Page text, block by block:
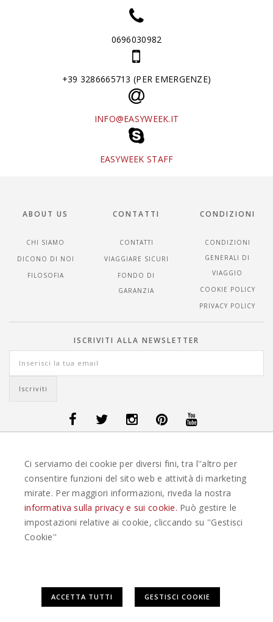
0696030982
+39 3286665713 (PER EMERGENZE)
INFO@EASYWEEK.IT
EASYWEEK STAFF
ABOUT US
CHI SIAMO
DICONO DI NOI
FILOSOFIA
CONTATTI
CONTATTI
VIAGGIARE SICURI
FONDO DI
GARANZIA
CONDIZIONI
CONDIZIONI
GENERALI DI
VIAGGIO
COOKIE POLICY
PRIVACY POLICY
ISCRIVITI ALLA NEWSLETTER
VIAGGI GUATEMALA -OFFERTE VIAGGI ISLANDA -OFFERTE VIAGGI
OFFERTE VIAGGI MAURITIUS OFFERTE VIAGGI MESSICO
OFFERTE VIAGGI NORVEGIA- OFFERTE VIAGGI PORTOGALLO-
OFFERTE VIAGGI SEYCHELLES-OFFERTE VIAGGI SPAGNA-OFFERTE
EASYWEEKS TOUR OPERATOR © 2026 COPYRIGHT EASYWEEK. TUTTI I DIRITTI
RISERVATI |
Ci serviamo dei cookie per diversi fini, tra l''altro per
consentire funzioni del sito web e attività di marketing
mirate. Per maggiori informazioni, riveda la nostra
informativa sulla privacy e sui cookie. Può gestire le
impostazioni relative ai cookie, cliccando su ''Gestisci
Cookie''
ACCETTA TUTTI GESTISCI COOKIE
Questo plugin utilizza cookie per raccogliere dati e cookie di
terze parti per migliorare l'esperienza utente. Per